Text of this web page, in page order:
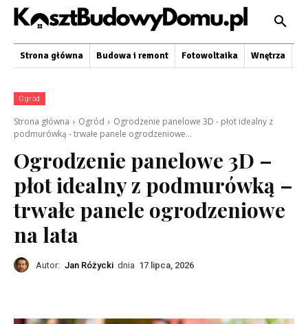
Strona główna Budowa i remont Fotowoltaika Wnętrza
Ogród
Strona główna Ogród
Ogrodzenie panelowe 3D - płot idealny z
podmurówką - trwałe panele ogrodzeniowe...
Ogrodzenie panelowe 3D –
płot idealny z podmurówką –
trwałe panele ogrodzeniowe
na lata
Autor: Jan Różycki dnia 17 lipca, 2026